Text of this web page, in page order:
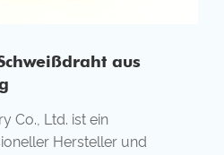
aus
Co., Ltd. ist ein
Hersteller und